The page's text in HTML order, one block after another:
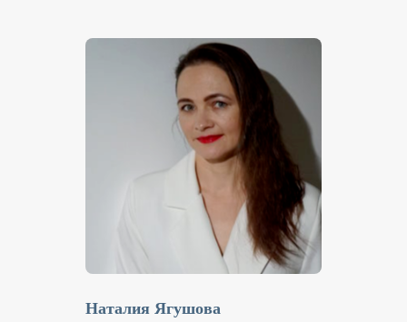
Наталия Ягушова
2026 год - год Огненной лошади, что бывает
один раз в 60 лет. А это значит 1 кора вокруг
Кайласа приравнивается к 13 обычным.
Паломничество к Кайласу считается во
много раз более мощным, чем в обычный
Год Огненной лошади также связан с Буддой
Шакьямуни и тибетским йогом Миларепой,
что само путешествие обретает особый
Уникальность коры вокруг
Кайласа в 2026 году